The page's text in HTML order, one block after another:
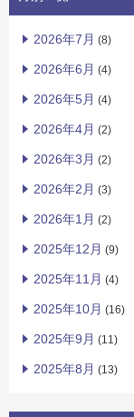
2026年7月 (8)
2026年6月 (4)
2026年5月 (4)
2026年4月 (2)
2026年3月 (2)
2026年2月 (3)
2026年1月 (2)
2025年12月 (9)
2025年11月 (4)
2025年10月 (16)
2025年9月 (11)
2025年8月 (13)